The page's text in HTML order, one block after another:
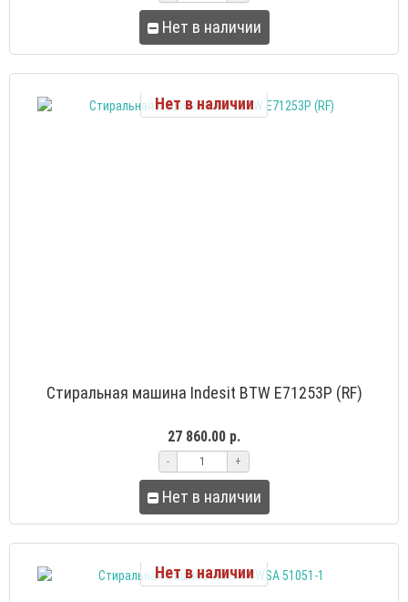
Нет в наличии
Нет в наличии
Стиральная машина Indesit BTW E71253P (RF)
27 860.00 р.
- +
Нет в наличии
Нет в наличии